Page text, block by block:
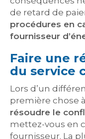
de retard de
procédures en
fournisseur
Faire une
du service
Lors d’un
première chose
résoudre le
mettez-vous en
fournisseur. La